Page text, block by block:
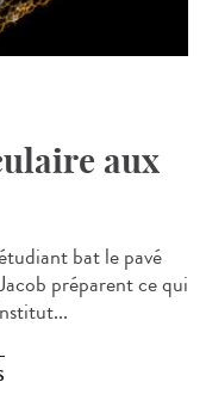
aux
bat le pavé
préparent ce qui